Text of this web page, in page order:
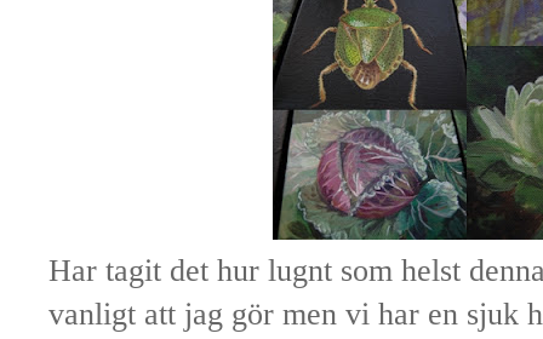
Har tagit det hur lugnt som helst
vanligt att jag gör men vi har en sjuk